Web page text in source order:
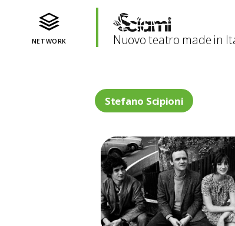
NETWORK Nuovo teatro made in
Stefano Scipioni